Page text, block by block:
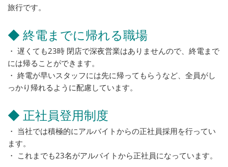
旅行です。
◆ 終電までに帰れる職場
・ 遅くても23時 閉店で深夜営業はありませんので、終電まで
には帰ることができます。
・ 終電が早いスタッフには先に帰ってもらうなど、全員がし
っかり帰れるように配慮しています。
◆ 正社員登用制度
・ 当社では積極的にアルバイトからの正社員採用を行ってい
ます。
・ これまでも23名がアルバイトから正社員になっています。